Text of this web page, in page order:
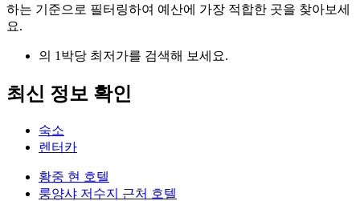
하는 기준으로 필터링하여 예산에 가장 적합한 곳을 찾아보세
요.
의 1박당 최저가를 검색해 보세요.
최신 정보 확인
숙소
렌터카
황중 현 호텔
룽양샤 저수지 근처 호텔